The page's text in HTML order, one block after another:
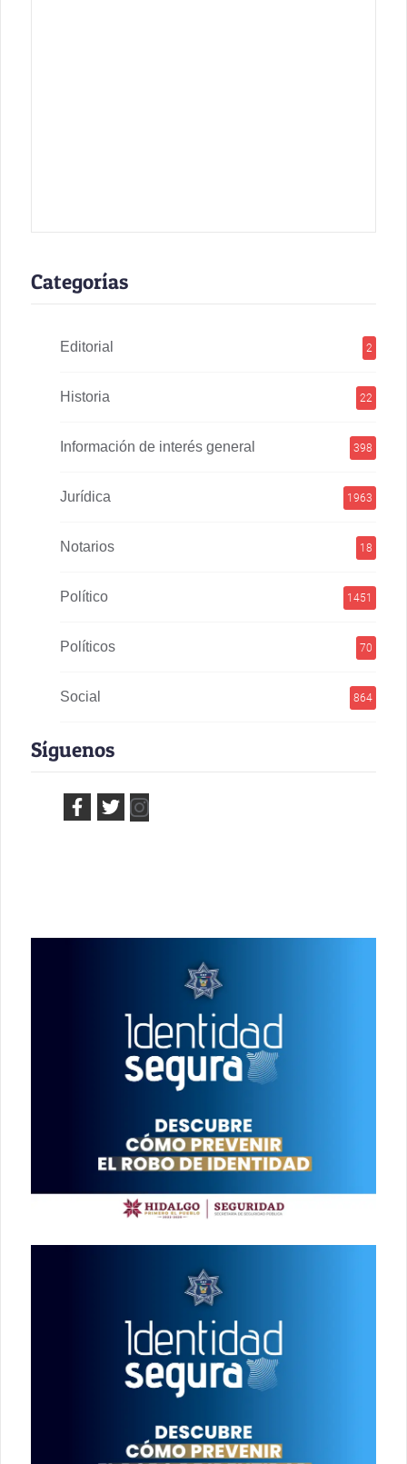
Categorías
Editorial 2
Historia 22
Información de interés general 398
Jurídica 1963
Notarios 18
Político 1451
Políticos 70
Social 864
Síguenos